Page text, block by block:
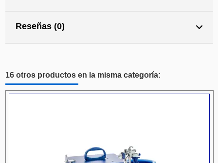
Reseñas (0)
16 otros productos en la misma categoría: